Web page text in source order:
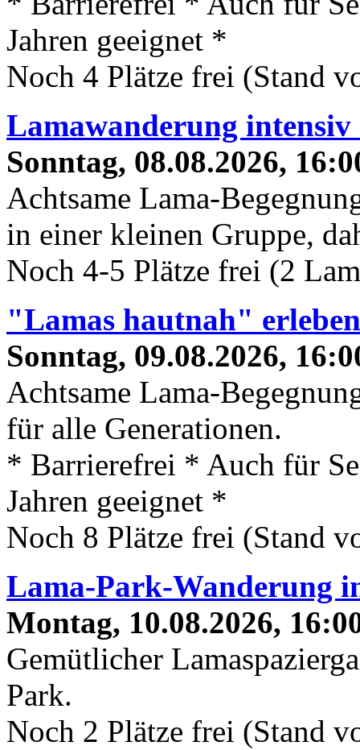
Jahren geeignet *
Noch 4 Plätze frei (Stand
Lamawanderung intensiv
Sonntag, 08.08.2026,
Achtsame Lama-
in einer kleinen Gruppe,
Noch 4-5 Plätze frei (2
"Lamas hautnah" erleben
Sonntag, 09.08.2026,
Achtsame Lama-
für alle Generationen.
* Barrierefrei * Auch für
Jahren geeignet *
Noch 8 Plätze frei (Stand
Lama-Park-Wanderung
Montag, 10.08.2026,
Gemütlicher
Park.
Noch 2 Plätze frei (Stand